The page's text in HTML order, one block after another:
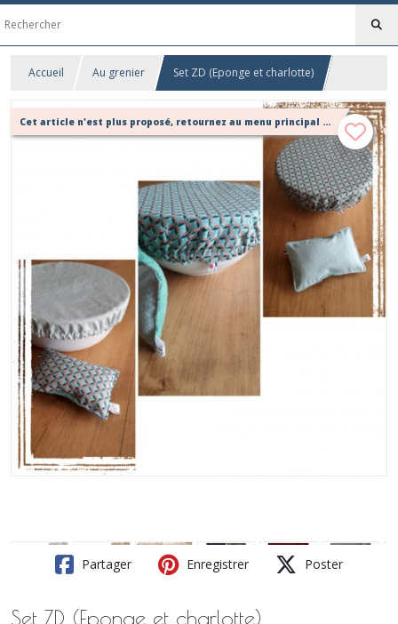
Accueil Au grenier Set ZD (Eponge et charlotte)
Cet article n'est plus proposé, retournez au menu principal ou contactez moi!
Partager Enregistrer Poster
Set ZD (Eponge et charlotte)